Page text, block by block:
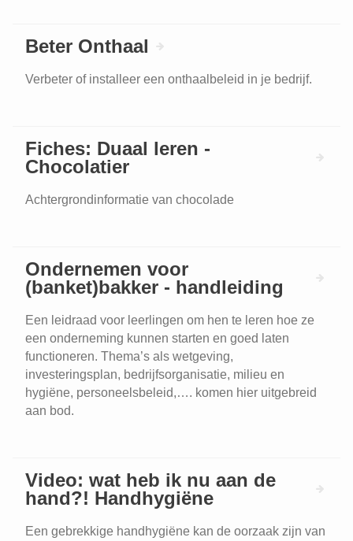
Beter Onthaal
Verbeter of installeer een onthaalbeleid in je bedrijf.
Fiches: Duaal leren -
Chocolatier
Achtergrondinformatie van chocolade
Ondernemen voor
(banket)bakker - handleiding
Een leidraad voor leerlingen om hen te leren hoe ze
een onderneming kunnen starten en goed laten
functioneren. Thema’s als wetgeving,
investeringsplan, bedrijfsorganisatie, milieu en
hygiëne, personeelsbeleid,…. komen hier uitgebreid
aan bod.
Video: wat heb ik nu aan de
hand?! Handhygiëne
Een gebrekkige handhygiëne kan de oorzaak zijn van